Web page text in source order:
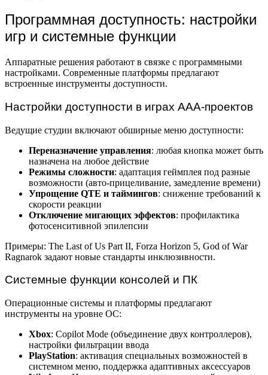
Программная доступность: настройки
игр и системные функции
Аппаратные решения работают в связке с программными
настройками. Современные платформы предлагают
встроенные инструменты доступности.
Настройки доступности в играх AAA-проектов
Ведущие студии включают обширные меню доступности:
Переназначение управления: любая кнопка может быть
назначена на любое действие
Режимы сложности: адаптация геймплея под разные
возможности (авто-прицеливание, замедление времени)
Упрощение QTE и таймингов: снижение требований к
скорости реакции
Отключение мигающих эффектов: профилактика
фотосенситивной эпилепсии
Примеры: The Last of Us Part II, Forza Horizon 5, God of War
Ragnarok задают новые стандарты инклюзивности.
Системные функции консолей и ПК
Операционные системы и платформы предлагают
инструменты на уровне ОС:
Xbox: Copilot Mode (объединение двух контроллеров),
настройки фильтрации ввода
PlayStation: активация специальных возможностей в
системном меню, поддержка адаптивных аксессуаров